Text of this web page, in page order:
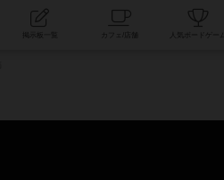
コミュニティ